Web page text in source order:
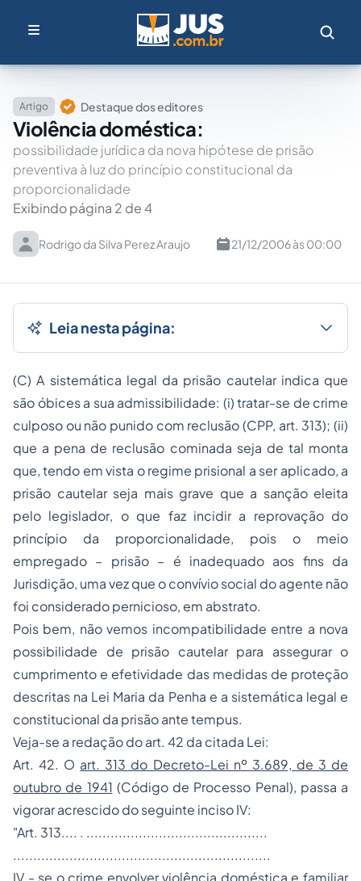
Artigo Destaque dos editores
Violência doméstica:
possibilidade jurídica da nova hipótese de prisão
preventiva à luz do princípio constitucional da
proporcionalidade
Exibindo página 2 de 4
Rodrigo da Silva Perez Araujo 21/12/2006 às 00:00
Leia nesta página:
(C) A sistemática legal da prisão cautelar indica que
são óbices a sua admissibilidade: (i) tratar-se de crime
culposo ou não punido com reclusão(CPP, art. 313); (ii)
que a pena de reclusão cominada seja de tal monta
que, tendo em vista o regime prisional a ser aplicado, a
prisão cautelar seja mais grave que a sanção eleita
pelo legislador, o que faz incidir a reprovação do
princípio da proporcionalidade, pois o meio
empregado – prisão – é inadequado aos fins da
Jurisdição, uma vez que o convívio social do agente não
foi considerado pernicioso, em abstrato.
Pois bem, não vemos incompatibilidade entre a nova
possibilidade de prisão cautelar para assegurar o
cumprimento e efetividade das medidas de proteção
descritas na Lei Maria da Penha e a sistemática legal e
constitucional da prisãoante tempus.
Veja-se a redação do art. 42 da citada Lei:
Art. 42. O art. 313 do Decreto-Lei nº 3.689, de 3 de
outubro de 1941 (Código de Processo Penal), passa a
vigorar acrescido do seguinte inciso IV:
"Art. 313.... . .............................................
................................................................
IV - se o crime envolver violência doméstica e familiar